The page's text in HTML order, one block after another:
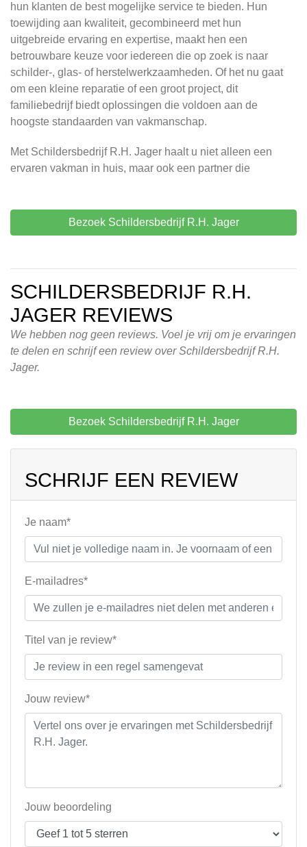
hun klanten de best mogelijke service te bieden. Hun
toewijding aan kwaliteit, gecombineerd met hun
uitgebreide ervaring en expertise, maakt hen een
betrouwbare keuze voor iedereen die op zoek is naar
schilder-, glas- of herstelwerkzaamheden. Of het nu gaat
om een kleine reparatie of een groot project, dit
familiebedrijf biedt oplossingen die voldoen aan de
hoogste standaarden van vakmanschap.
Met Schildersbedrijf R.H. Jager haalt u niet alleen een
ervaren vakman in huis, maar ook een partner die
Bezoek Schildersbedrijf R.H. Jager
SCHILDERSBEDRIJF R.H.
JAGER REVIEWS
We hebben nog geen reviews. Voel je vrij om je ervaringen
te delen en schrijf een review over Schildersbedrijf R.H.
Jager.
Bezoek Schildersbedrijf R.H. Jager
SCHRIJF EEN REVIEW
Je naam*
E-mailadres*
Titel van je review*
Jouw review*
Jouw beoordeling